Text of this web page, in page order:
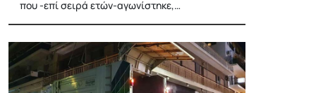
που -επί σειρά ετών-αγωνίστηκε,…